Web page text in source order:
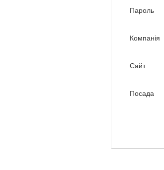
Пароль
Компанія
Сайт
Посада